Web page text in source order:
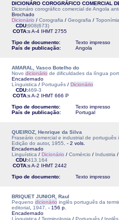
DICIONÁRO COROGRÁFICO COMERCIAL
Dicionáro corográfico comercial de Angola
Brochado
Dicionário / Corografia / Geografia / Toponímia
CDU:908(673)
COTA:s A-4 IHMT 2755
Tipo de documento:
Texto impresso
País de publicação:
Angola
AMARAL, Vasco Botelho do
Novo dicionário de dificuldades da língua
Encadernado
Línguistica / Português / Dicionário
CDU:469-3
COTA:s A-2 IHMT 666 P
Tipo de documento:
Texto impresso
País de publicação:
Portugal
QUEIROZ, Henrique da Silva
Fraseário comercial e industrial de
Edição do autor, 1955 . - 2 vols.
Encadernado
Linguística / Dicionário / Comércio / Industria /
CDU:413.164
COTA:s A-2 IHMT 2442
Tipo de documento:
Texto impresso
BRIQUET JUNIOR, Raul
Pequeno dicionário inglês português da
editorial
1947 . - 156 p.
Encadernado
Línguistica / Terminologia / Português / Inglês